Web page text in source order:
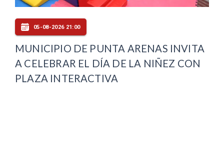
05-08-2026 21:00
MUNICIPIO DE PUNTA ARENAS INVITA
A CELEBRAR EL DÍA DE LA NIÑEZ CON
PLAZA INTERACTIVA